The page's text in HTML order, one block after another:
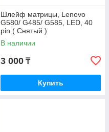
Шлейф матрицы, Lenovo
G580/ G485/ G585, LED, 40
pin ( Снятый )
В наличии
3 000 ₸
Купить